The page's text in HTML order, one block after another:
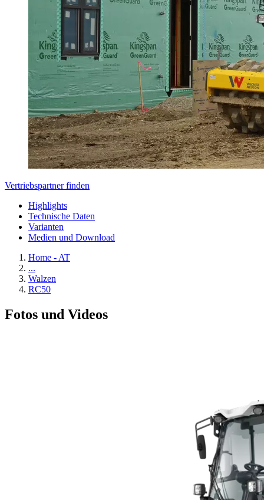
Vertriebspartner finden
Highlights
Technische Daten
Varianten
Medien und Download
Home - AT
...
Walzen
RC50
Fotos und Videos